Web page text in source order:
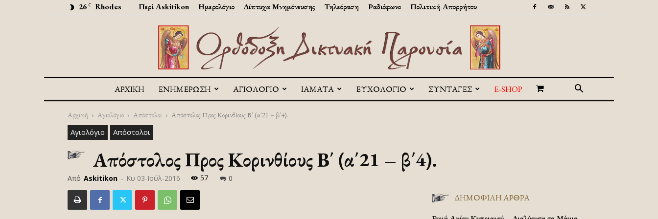
26 C Rhodes Περί Askitikon Ημερολόγιο Δίπτυχα Μνημόνευσης Τηλεόραση Ραδιόφωνο Πολιτική Απορρήτου
Askitikon
ΑΡΧΙΚΉ ΕΝΗΜΕΡΩΣΗ ΑΓΙΟΛΟΓΙΟ ΙΑΜΑΤΑ ΕΥΧΟΛΟΓΙΟ ΣΥΝΤΑΓΕΣ E-SHOP
Αρχική Αγιολόγιο Απόστολοι Απόστολος Προς Κορινθίους Β΄ (α΄21 – β΄4).
Αγιολόγιο Απόστολοι
Απόστολος Προς Κορινθίους Β΄ (α΄21 – β΄4).
Από Askitikon - Κυ 03-Ιούλ-2016 57 0
ΔΗΜΟΦΙΛΗ ΑΡΘΡΑ